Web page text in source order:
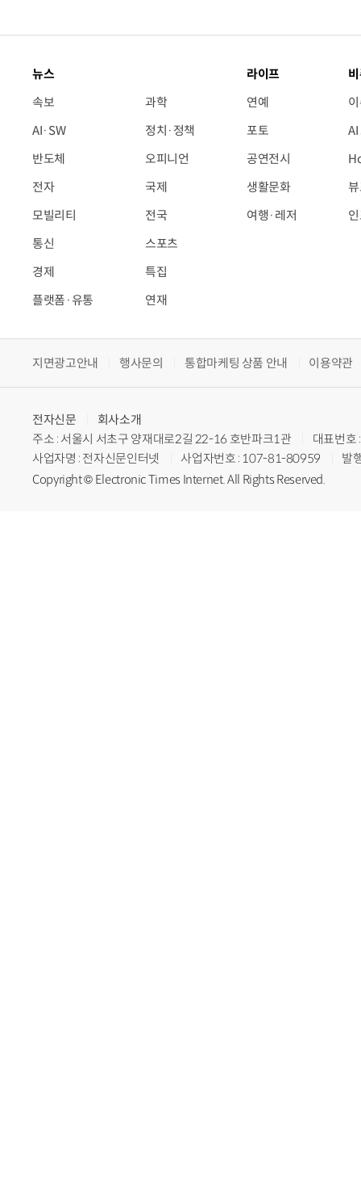
뉴스
속보
AI·SW
반도체
전자
모빌리티
통신
경제
플랫폼·유통
과학
정치·정책
오피니언
국제
전국
스포츠
특집
연재
라이프
연예
포토
공연전시
생활문화
여행·레저
지면광고안내 행사문의 통합마케팅 상품 안내 이용약관
전자신문
회사소개
주소 : 서울시 서초구 양재대로2길 22-16 호반파크1관
대표번
사업자명 : 전자신문인터넷
사업자번호 : 107-81-80959
발
Copyright © Electronic Times Internet. All Rights Reserved.